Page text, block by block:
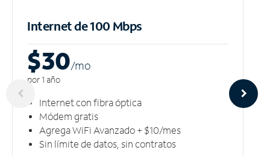
Internet de 100 Mbps
$30/mo
por 1 año
Internet con fibra óptica
Módem gratis
Agrega WiFi Avanzado + $10/mes
Sin límite de datos, sin contratos